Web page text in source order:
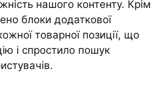
нашого контенту. Крім
блоки додаткової
товарної позиції, що
і спростило пошук